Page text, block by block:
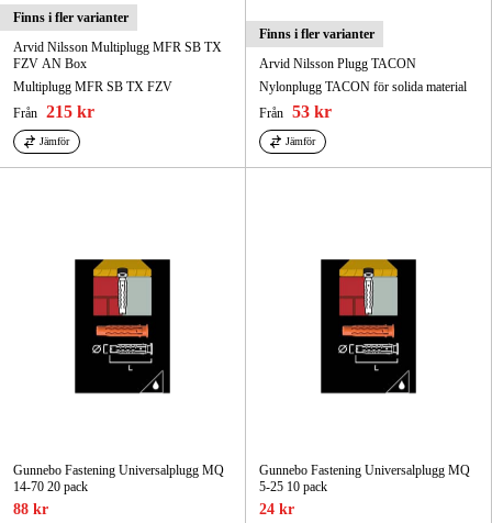
Finns i fler varianter
Arvid Nilsson Multiplugg MFR SB TX
FZV AN Box
Multiplugg MFR SB TX FZV
Från 215 kr
Jämför
Finns i fler varianter
Arvid Nilsson Plugg TACON
Nylonplugg TACON för solida material
Från 53 kr
Jämför
Gunnebo Fastening Universalplugg MQ
14-70 20 pack
88 kr
Gunnebo Fastening Universalplugg MQ
5-25 10 pack
24 kr